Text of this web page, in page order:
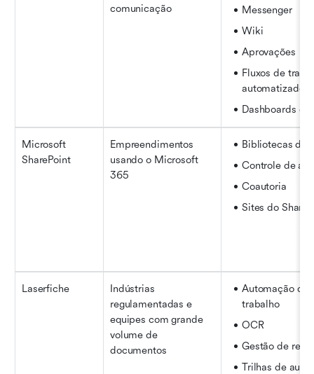
comunicação
Messenger
Wiki
Aprovações
Fluxos de
automatizados
Dashboards
Microsoft
SharePoint
Empreendimentos
usando o Microsoft
365
Bibliotecas de
Controle de
Coautoria
Sites do
Laserfiche
Indústrias
regulamentadas e
equipes com grande
volume de
documentos
Automação de
trabalho
OCR
Gestão de
Trilhas de